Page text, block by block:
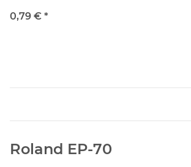
0,79 € *
Roland EP-70